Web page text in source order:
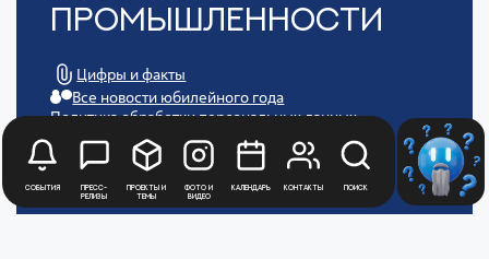
События
Пресс-
релизы
Проекты и
темы
Фото и
видео
Календарь Контакты Поиск
Промышленности
Цифры и факты
Все новости юбилейного года
Политика обработки персональных данных
АТОММЕДИА
Пользовательское соглашение АТОММЕДИА